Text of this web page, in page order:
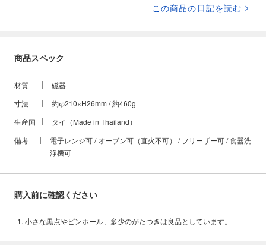
この商品の日記を読む
商品スペック
材質
磁器
寸法
約φ210×H26mm / 約460g
生産国
タイ（Made in Thailand）
備考
電子レンジ可 / オーブン可（直火不可） / フリーザー可 / 食器洗
浄機可
購入前に確認ください
小さな黒点やピンホール、多少のがたつきは良品としています。